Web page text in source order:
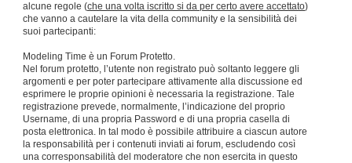
alcune regole (che una volta iscritto si da per certo avere accettato)
che vanno a cautelare la vita della community e la sensibilità dei
suoi partecipanti:
Modeling Time è un Forum Protetto.
Nel forum protetto, l’utente non registrato può soltanto leggere gli
argomenti e per poter partecipare attivamente alla discussione ed
esprimere le proprie opinioni è necessaria la registrazione. Tale
registrazione prevede, normalmente, l’indicazione del proprio
Username, di una propria Password e di una propria casella di
posta elettronica. In tal modo è possibile attribuire a ciascun autore
la responsabilità per i contenuti inviati ai forum, escludendo così
una corresponsabilità del moderatore che non esercita in questo